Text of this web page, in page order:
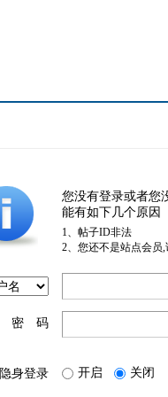
您没有登录或者您
能有如下几个原因
1、帖子ID非法
2、您还不是站点会员
密 码
隐身登录 开启 关闭